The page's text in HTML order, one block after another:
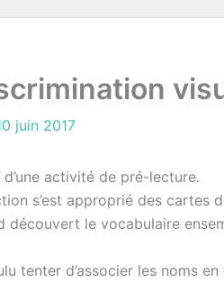
juin 2017
d’une activité de pré-lecture.
s’est approprié des cartes
découvert le vocabulaire
tenter d’associer les noms